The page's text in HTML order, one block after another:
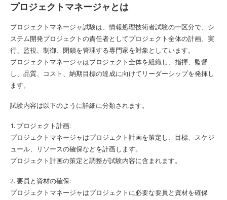
プロジェクトマネージャとは
プロジェクトマネージャ試験は、情報処理技術者試験の一区分で、シ
ステム開発プロジェクトの責任者としてプロジェクト全体の計画、実
行、監視、制御、閉鎖を管理する専門家を対象としています。
プロジェクトマネージャはプロジェクト全体を組織し、指揮、監督
し、品質、コスト、納期目標の達成に向けてリーダーシップを発揮し
ます。
試験内容は以下のように詳細に分類されます。
1. プロジェクト計画:
プロジェクトマネージャはプロジェクト計画を策定し、目標、スケジ
ュール、リソースの確保などを計画します。
プロジェクト計画の策定と調整が試験内容に含まれます。
2. 要員と資材の確保:
プロジェクトマネージャはプロジェクトに必要な要員と資材を確保